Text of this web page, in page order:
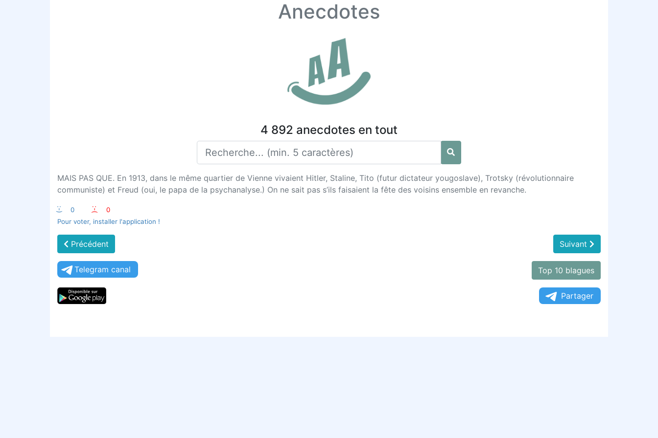
Anecdotes
4 892 anecdotes en tout
MAIS PAS QUE. En 1913, dans le même quartier de Vienne vivaient Hitler, Staline, Tito (futur dictateur yougoslave), Trotsky (révolutionnaire
communiste) et Freud (oui, le papa de la psychanalyse.) On ne sait pas s’ils faisaient la fête des voisins ensemble en revanche.
:-) 0 :-(
0
Pour voter, installer l'application !
Précédent Suivant
Telegram canal Top 10 blagues
Partager